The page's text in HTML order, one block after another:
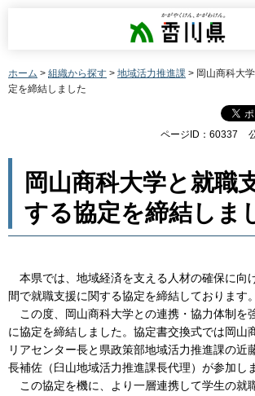
香川県
ホーム > 組織から探す > 地域活力推進課 > 岡山商科大
定を締結しました
ページID：60337
岡山商科大学と就職
する協定を締結しま
本県では、地域経済を支える人材の確保に向
間で就職支援に関する協定を締結しております。
この度、岡山商科大学との連携・協力体制を
に協定を締結しました。協定書交換式では岡山
リアセンター長と県政策部地域活力推進課の近
長補佐（臼山地域活力推進課長代理）が参加し
この協定を機に、より一層連携して学生の就